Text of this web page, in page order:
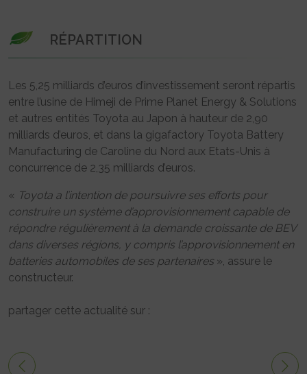
RÉPARTITION
Les 5,25 milliards d’euros d’investissement seront répartis
entre l’usine de Himeji de Prime Planet Energy & Solutions
et autres entités Toyota au Japon à hauteur de 2,90
milliards d’euros, et dans la gigafactory Toyota Battery
Manufacturing de Caroline du Nord aux Etats-Unis à
concurrence de 2,35 milliards d’euros.
« Toyota a l’intention de poursuivre ses efforts pour
construire un système d’approvisionnement capable de
répondre régulièrement à la demande croissante de BEV
dans diverses régions, y compris l’approvisionnement en
batteries automobiles de ses partenaires», assure le
constructeur.
partager cette actualité sur :